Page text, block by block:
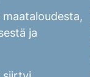
ja